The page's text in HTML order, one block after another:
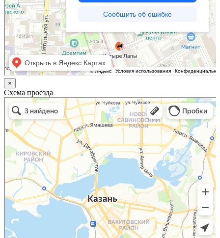
×
Схема проезда
Казань
Малый Татарский переулок, 8 на карте Москвы, ближайшее метро Новокузнецкая —
Яндекс.Карты